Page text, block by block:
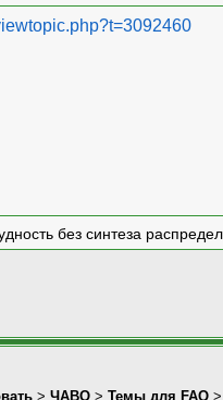
без синтеза
> ЧАВО > Темы для FAQ